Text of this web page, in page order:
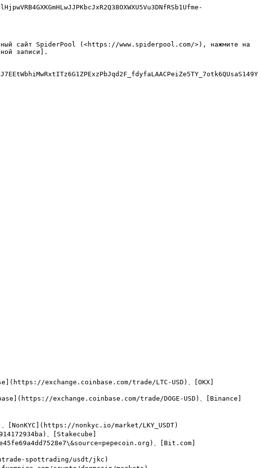
сайт SpiderPool (<https://www.spiderpool.com/>), нажмите на
записи].
exchange.coinbase.com/trade/LTC-USD)、[OKX]
exchange.coinbase.com/trade/DOGE-USD)、[Binance]
[NonKYC](https://nonkyc.io/market/LKY_USDT)
、[Stakecube]
、[Bit.com]
spottrading/usdt/jkc)